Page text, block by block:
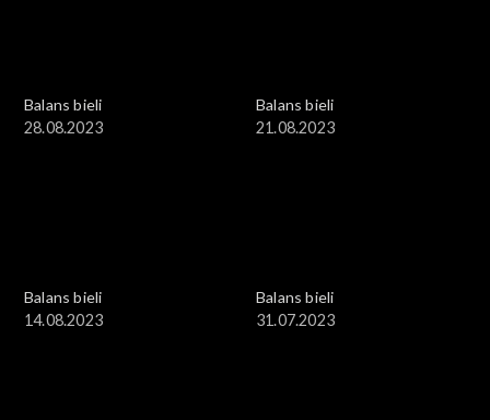
Balans bieli
28.08.2023
Balans bieli
21.08.2023
Balans bieli
14.08.2023
Balans bieli
31.07.2023